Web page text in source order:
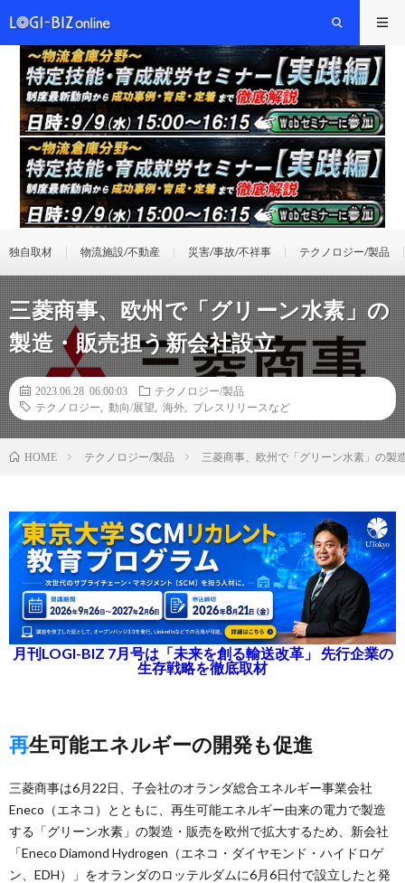
独自取材 物流施設/不動産 災害/事故/不祥事 テクノロジー/製品
三菱商事、欧州で「グリーン水素」の
製造・販売担う新会社設立
2023.06.28 06:00:03
テクノロジー/製品
テクノロジー
動向/展望 海外 プレスリリースなど
HOME テクノロジー/製品 三菱商事、欧州で「グリーン水素」の製
月刊LOGI-BIZ 7月号は「未来を創る輸送改革」 先行企業の
生存戦略を徹底取材
再生可能エネルギーの開発も促進
三菱商事は6月22日、子会社のオランダ総合エネルギー事業会社
Eneco（エネコ）とともに、再生可能エネルギー由来の電力で製造
する「グリーン水素」の製造・販売を欧州で拡大するため、新会社
「Eneco Diamond Hydrogen（エネコ・ダイヤモンド・ハイドロゲ
ン、EDH）」をオランダのロッテルダムに6月6日付で設立したと発